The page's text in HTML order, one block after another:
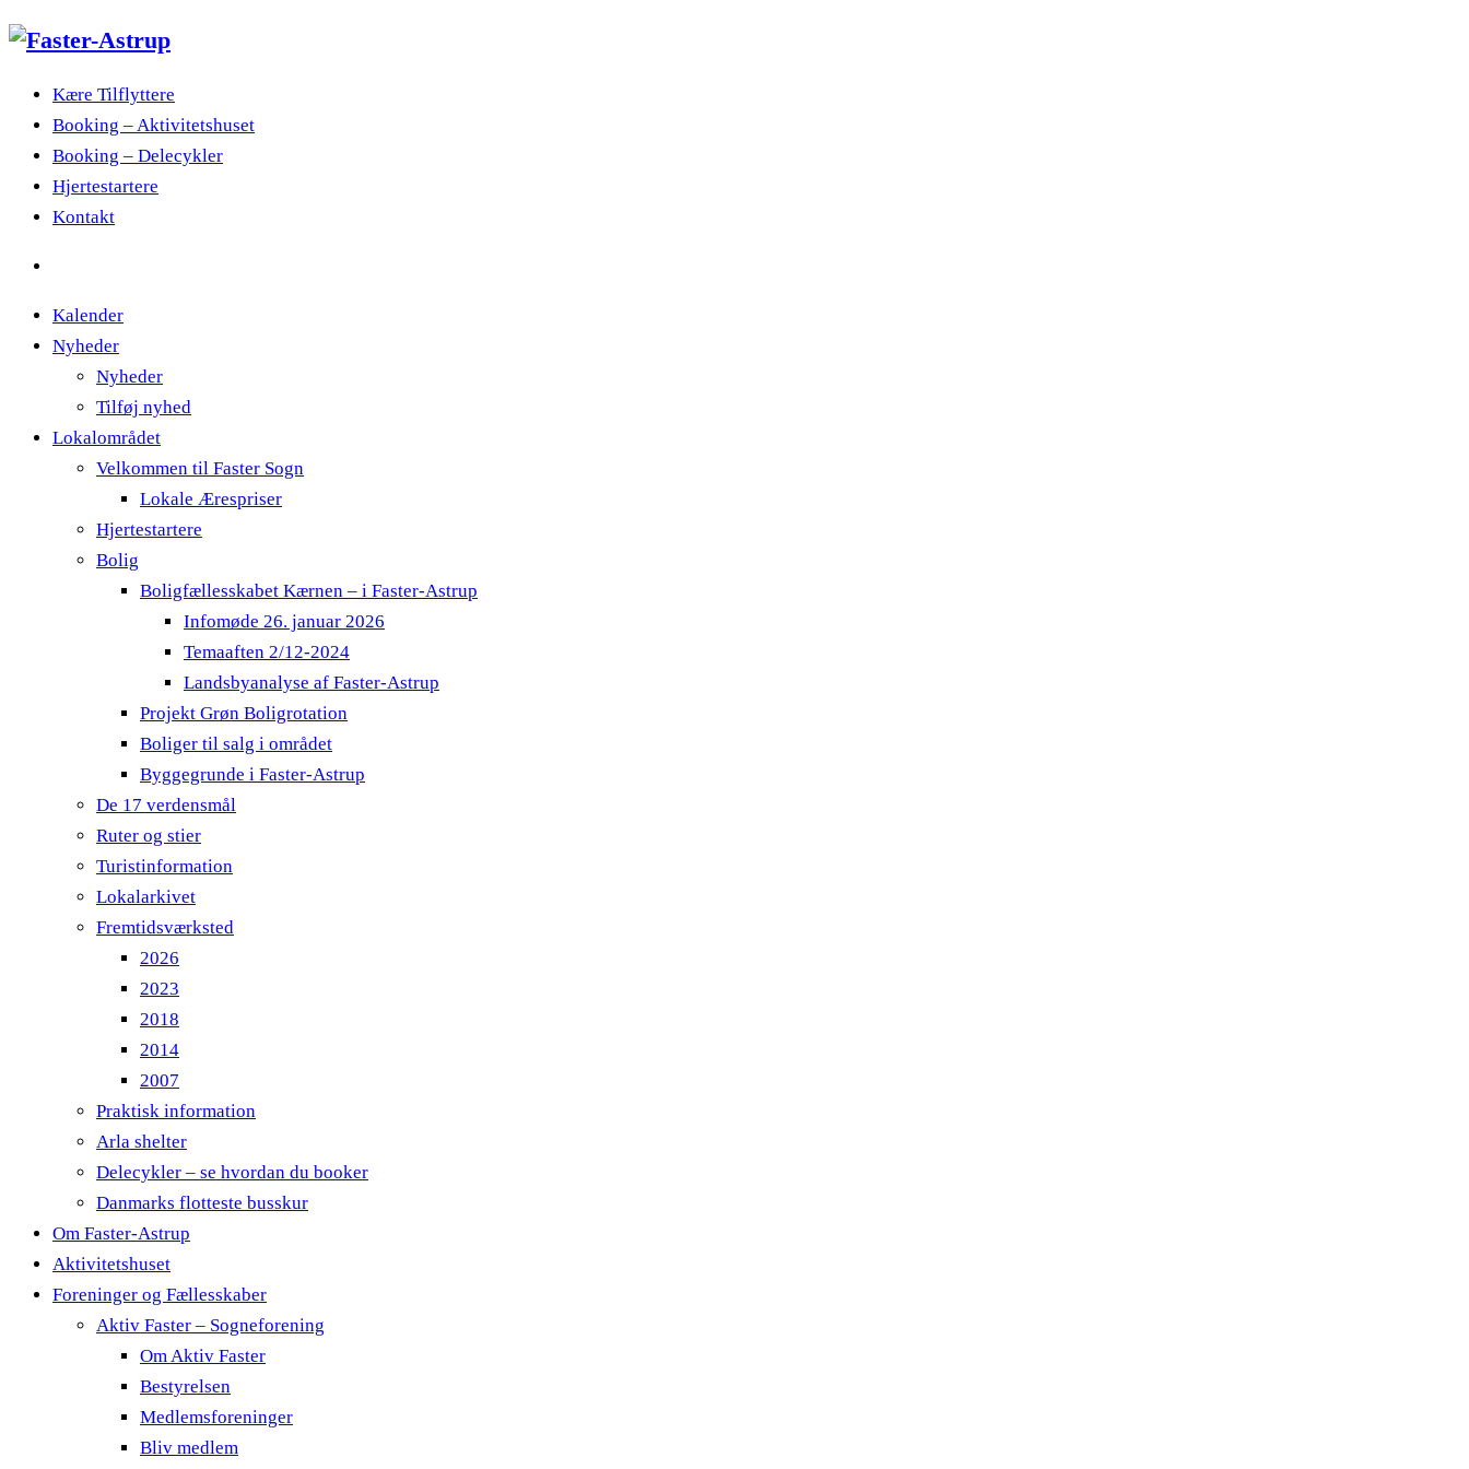
Kære Tilflyttere
Booking – Aktivitetshuset
Booking – Delecykler
Hjertestartere
Kontakt
Kalender
Nyheder
Nyheder
Tilføj nyhed
Lokalområdet
Velkommen til Faster Sogn
Lokale Ærespriser
Hjertestartere
Bolig
Boligfællesskabet Kærnen – i Faster-Astrup
Infomøde 26. januar 2026
Temaaften 2/12-2024
Landsbyanalyse af Faster-Astrup
Projekt Grøn Boligrotation
Boliger til salg i området
Byggegrunde i Faster-Astrup
De 17 verdensmål
Ruter og stier
Turistinformation
Lokalarkivet
Fremtidsværksted
2026
2023
2018
2014
2007
Praktisk information
Arla shelter
Delecykler – se hvordan du booker
Danmarks flotteste busskur
Om Faster-Astrup
Aktivitetshuset
Foreninger og Fællesskaber
Aktiv Faster – Sogneforening
Om Aktiv Faster
Bestyrelsen
Medlemsforeninger
Bliv medlem